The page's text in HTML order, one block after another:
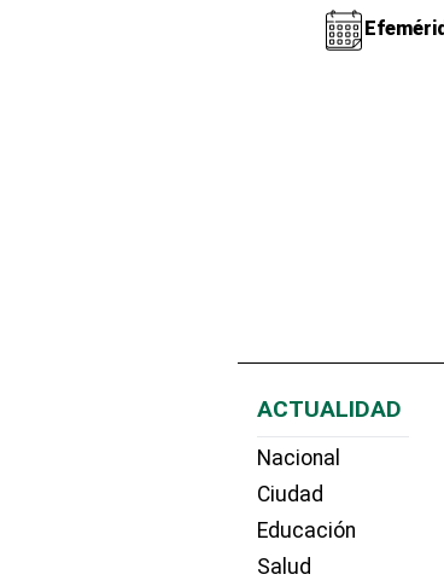
ACTUALIDAD
Nacional
Ciudad
Educación
Salud